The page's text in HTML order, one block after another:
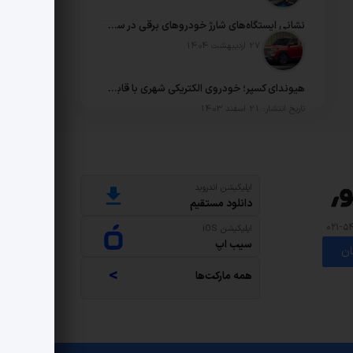
نشانی ایستگاه‌های شارژ خودروهای برقی در سراسر ایران
تاریخ انتشار: 27 اردیبهشت 1404
هیوندای کسپر؛ خودروی الکتریکی شهری با قابلیت آفرود
تاریخ انتشار: 21 اسفند 1403
اپلیکیشن اندروید
دانلود مستقیم
اپلیکیشن iOS
سیب اپ
همه مارکت‌ها
>